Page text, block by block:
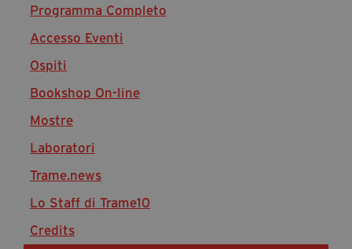
Media & Press
News & Kit
Accrediti Stampa | Trame.15
Cartella Stampa
Rassegna Stampa
Partecipa
Diventa Partner
Programma Completo
Accesso Eventi
Ospiti
Bookshop On-line
Mostre
Laboratori
Trame.news
Lo Staff di Trame10
Credits